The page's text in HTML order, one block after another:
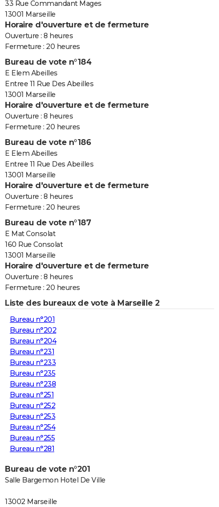
33 Rue Commandant Mages
13001 Marseille
Horaire d'ouverture et de fermeture
Ouverture : 8 heures
Fermeture : 20 heures
Bureau de vote n°184
E Elem Abeilles
Entree 11 Rue Des Abeilles
13001 Marseille
Horaire d'ouverture et de fermeture
Ouverture : 8 heures
Fermeture : 20 heures
Bureau de vote n°186
E Elem Abeilles
Entree 11 Rue Des Abeilles
13001 Marseille
Horaire d'ouverture et de fermeture
Ouverture : 8 heures
Fermeture : 20 heures
Bureau de vote n°187
E Mat Consolat
160 Rue Consolat
13001 Marseille
Horaire d'ouverture et de fermeture
Ouverture : 8 heures
Fermeture : 20 heures
Liste des bureaux de vote à Marseille 2
Bureau n°201
Bureau n°202
Bureau n°204
Bureau n°231
Bureau n°233
Bureau n°235
Bureau n°238
Bureau n°251
Bureau n°252
Bureau n°253
Bureau n°254
Bureau n°255
Bureau n°281
Bureau de vote n°201
Salle Bargemon Hotel De Ville
13002 Marseille